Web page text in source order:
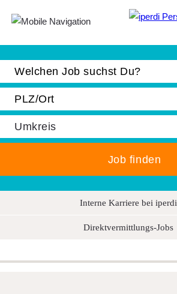
Interne Karriere bei iperdi
Direktvermittlungs-Jobs
Bewerber
Unternehmen